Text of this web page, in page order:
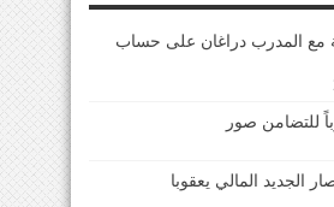
مع المدرب دراغان على حساب
للتضامن صور
الجديد المالي يعقوبا